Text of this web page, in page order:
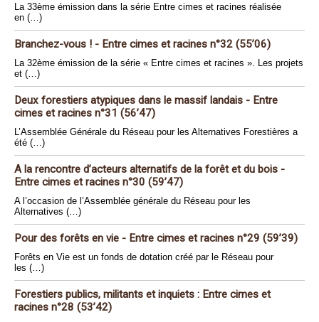
La 33ème émission dans la série Entre cimes et racines réalisée
en (…)
Branchez-vous ! - Entre cimes et racines n°32 (55’06)
La 32ème émission de la série « Entre cimes et racines ». Les projets
et (…)
Deux forestiers atypiques dans le massif landais - Entre
cimes et racines n°31 (56’47)
L’Assemblée Générale du Réseau pour les Alternatives Forestières a
été (…)
A la rencontre d’acteurs alternatifs de la forêt et du bois -
Entre cimes et racines n°30 (59’47)
A l’occasion de l’Assemblée générale du Réseau pour les
Alternatives (…)
Pour des forêts en vie - Entre cimes et racines n°29 (59’39)
Forêts en Vie est un fonds de dotation créé par le Réseau pour
les (…)
Forestiers publics, militants et inquiets : Entre cimes et
racines n°28 (53’42)